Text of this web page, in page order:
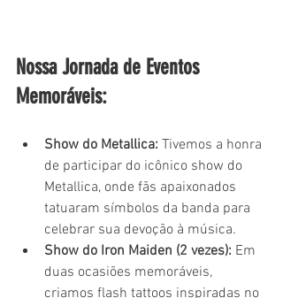
Nossa Jornada de Eventos
Memoráveis:
Show do Metallica: Tivemos a honra
de participar do icônico show do
Metallica, onde fãs apaixonados
tatuaram símbolos da banda para
celebrar sua devoção à música.
Show do Iron Maiden (2 vezes): Em
duas ocasiões memoráveis,
criamos flash tattoos inspiradas no